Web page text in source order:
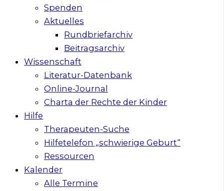
Spenden
Aktuelles
Rundbriefarchiv
Beitragsarchiv
Wissenschaft
Literatur-Datenbank
Online-Journal
Charta der Rechte der Kinder
Hilfe
Therapeuten-Suche
Hilfetelefon „schwierige Geburt“
Ressourcen
Kalender
Alle Termine